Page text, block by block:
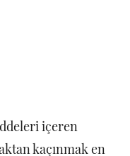
içeren
kaçınmak en